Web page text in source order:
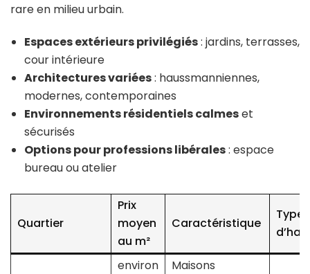
rare en milieu urbain.
Espaces extérieurs privilégiés: jardins, terrasses,
cour intérieure
Architectures variées: haussmanniennes,
modernes, contemporaines
Environnements résidentiels calmeset
sécurisés
Options pour professions libérales: espace
bureau ou atelier
Quartier
Prix
moyen
au m²
Caractéristique
Type
environ
Maisons